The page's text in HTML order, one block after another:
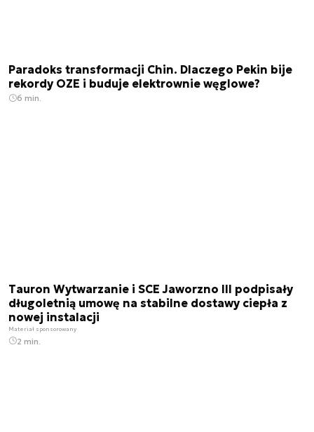
Paradoks transformacji Chin. Dlaczego Pekin bije
rekordy OZE i buduje elektrownie węglowe?
6 min.
Tauron Wytwarzanie i SCE Jaworzno III podpisały
długoletnią umowę na stabilne dostawy ciepła z
nowej instalacji
Materiał sponsorowany
2 min.